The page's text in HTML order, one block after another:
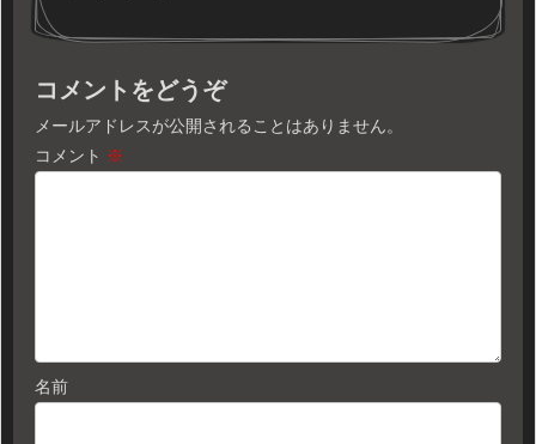
コメントをどうぞ
メールアドレスが公開されることはありません。
コメント ※
名前